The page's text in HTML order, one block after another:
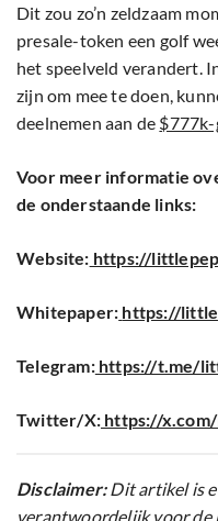
Dit zou zo’n zeldzaam
presale-token een golf
het speelveld verandert.
zijn om mee te doen,
deelnemen aan de
Voor meer informatie
de onderstaande links:
Website: https://
Whitepaper: https://
Telegram:https://t.me/
Twitter/X: https://
Disclaimer:Dit artikel is
verantwoordelijk voor